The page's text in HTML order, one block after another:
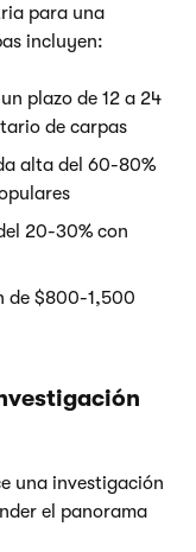
para una
incluyen:
plazo de 12 a 24
de carpas
alta del 60-80%
20-30% con
de $800-1,500
una investigación
el panorama